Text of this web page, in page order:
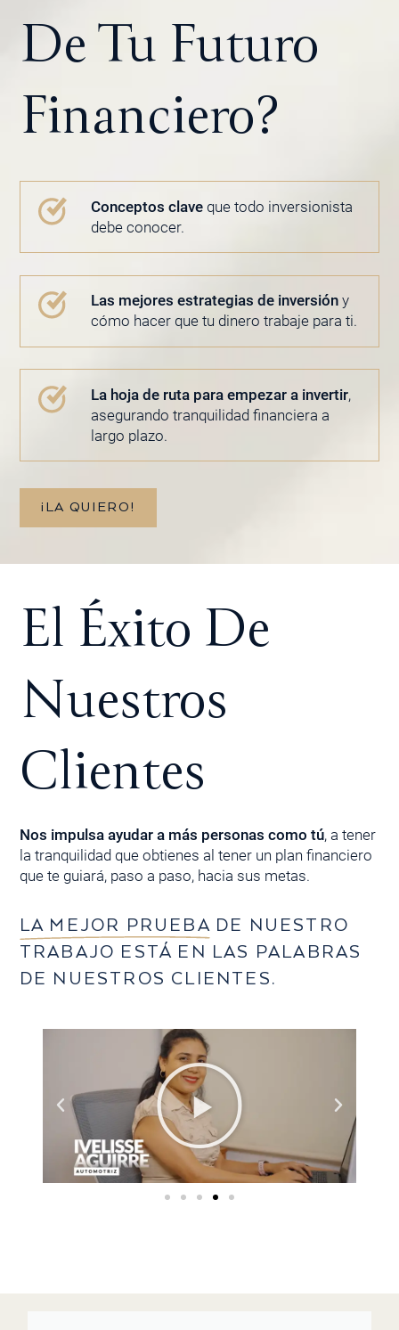
De Tu Futuro
Financiero?
Conceptos clave que todo inversionista
debe conocer.
Las mejores estrategias de inversión y
cómo hacer que tu dinero trabaje para ti.
La hoja de ruta para empezar a invertir,
asegurando tranquilidad financiera a
largo plazo.
¡LA QUIERO!
El Éxito De
Nuestros
Clientes
Nos impulsa ayudar a más personas como tú, a tener
la tranquilidad que obtienes al tener un plan financiero
que te guiará, paso a paso, hacia sus metas.
LA MEJOR PRUEBADE NUESTRO
TRABAJO ESTÁ EN LAS PALABRAS
DE NUESTROS CLIENTES.